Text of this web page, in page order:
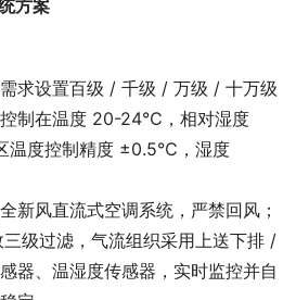
方案
求设置百级 / 千级 / 万级 / 十万级
制在温度 20-24℃，相对湿度
温度控制精度 ±0.5℃，湿度
新风直流式空调系统，严禁回风；
级过滤，气流组织采用上送下排 /
器、温湿度传感器，实时监控并自